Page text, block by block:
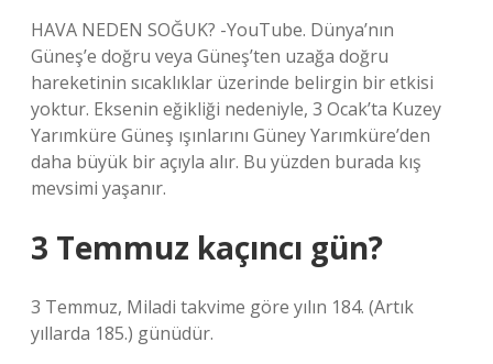
HAVA NEDEN SOĞUK? -YouTube. Dünya’nın
Güneş’e doğru veya Güneş’ten uzağa doğru
hareketinin sıcaklıklar üzerinde belirgin bir etkisi
yoktur. Eksenin eğikliği nedeniyle, 3 Ocak’ta Kuzey
Yarımküre Güneş ışınlarını Güney Yarımküre’den
daha büyük bir açıyla alır. Bu yüzden burada kış
mevsimi yaşanır.
3 Temmuz kaçıncı gün?
3 Temmuz, Miladi takvime göre yılın 184. (Artık
yıllarda 185.) günüdür.